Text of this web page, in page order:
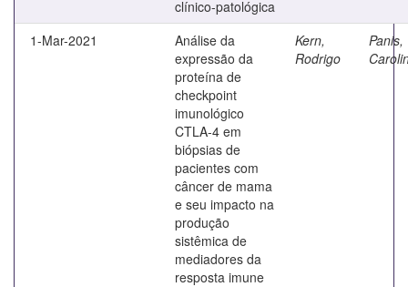
clínico-patológica
1-Mar-2021
Análise da
expressão da
proteína de
checkpoint
imunológico
CTLA-4 em
biópsias de
pacientes com
câncer de mama
e seu impacto na
produção
sistêmica de
mediadores da
resposta imune
Kern,
Rodrigo
Panis,